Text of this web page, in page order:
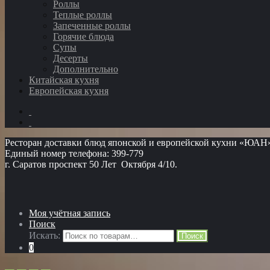
Роллы
Теплые роллы
Запеченные роллы
Горячие блюда
Супы
Десерты
Дополнительно
Китайская кухня
Европейская кухня
Ресторан доставки блюд японской и европейской кухни
Единый номер телефона: 399-779
г. Саратов проспект 50 Лет Октября 4/10.
Моя учётная запись
Поиск
Искать:
Поиск
0